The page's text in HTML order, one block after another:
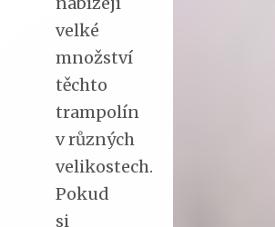
velké
množství
těchto
trampolín
v různých
velikostech.
Pokud
si